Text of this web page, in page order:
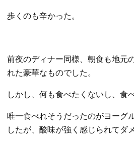
歩くのも辛かった。
前夜のディナー同様、朝食も地元
れた豪華なものでした。
しかし、何も食べたくないし、食
唯一食べれそうだったのがヨーグ
したが、酸味が強く感じられてダ